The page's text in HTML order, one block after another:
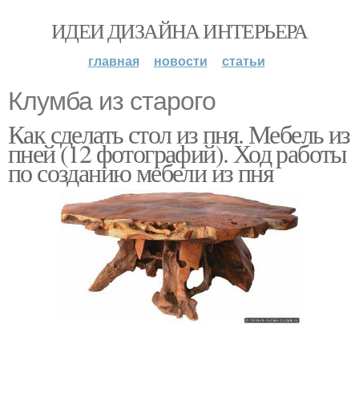
ИДЕИ ДИЗАЙНА ИНТЕРЬЕРА
главная новости статьи
Клумба из старого
Как сделать стол из пня. Мебель из
пней (12 фотографий). Ход работы
по созданию мебели из пня